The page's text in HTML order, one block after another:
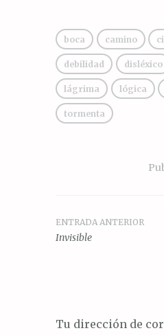
boca camino
debilidad disléxico
lágrima lógica
tormenta
Navegación
ENTRADA ANTERIOR
Invisible
Tu dirección de